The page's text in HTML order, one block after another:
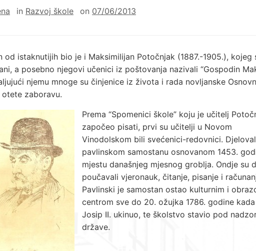
in Razvoj škole on 07/06/2013
od istaknutijih bio je i Maksimilijan Potočnjak (1887.-1905.), kojeg
a posebno njegovi učenici iz poštovanja nazivali “Gospodin
njemu mnoge su činjenice iz života i rada novljanske
otete zaboravu.
Prema “Spomenici škole” koju je učitelj
započeo pisati, prvi su učitelji u Novom
Vinodolskom bili svećenici-redovnici.
pavlinskom samostanu osnovanom 1453.
mjestu današnjeg mjesnog groblja. Ondje su
poučavali vjeronauk, čitanje, pisanje i
Pavlinski je samostan ostao kulturnim i
centrom sve do 20. ožujka 1786. godine
Josip II. ukinuo, te školstvo stavio pod
države.